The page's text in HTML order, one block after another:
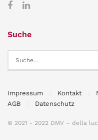
Suche
Impressum Kontakt
AGB
Datenschutz
© 2021 - 2022 DMV – della